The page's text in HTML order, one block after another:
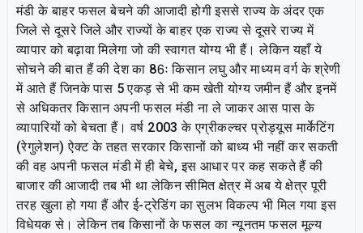
मंडी के बाहर फसल बेचने की आजादी होगी इससे राज्य के अंदर एक
जिले से दूसरे जिले और राज्यों के बाहर एक राज्य से दूसरे राज्य में
व्यापार को बढ़ावा मिलेगा जो की स्वागत योग्य भी हैं। लेकिन यहाँ ये
सोचने की बात हैं की देश का 86ः किसान लघु और माध्यम वर्ग के श्रेणी
में आते हैं जिनके पास 5 एकड़ से भी कम खेती योग्य जमीन हैं और इनमें
से अधिकतर किसान अपनी फसल मंडी ना ले जाकर आस पास के
व्यापारियों को बेचता हैं। वर्ष 2003 के एग्रीकल्चर प्रोड्यूस मार्केटिंग
(रेगुलेशन) ऐक्ट के तहत सरकार किसानों को बाध्य भी नहीं कर सकती
की वह अपनी फसल मंडी में ही बेचे, इस आधार पर कह सकते हैं की
बाजार की आजादी तब भी था लेकिन सीमित क्षेत्र में अब ये क्षेत्र पूरी
तरह खुला हो गया हैं और ई-ट्रेडिंग का सुलभ विकल्प भी मिल गया इस
विधेयक से। लेकिन तब किसानों के फसल का न्यूनतम फसल मूल्य